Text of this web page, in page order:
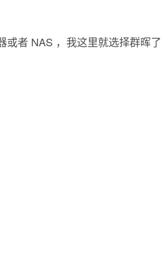
者 NAS ，我这里就选择群晖